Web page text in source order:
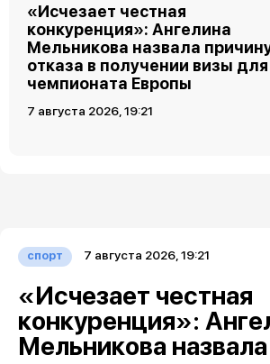
«Исчезает честная
конкуренция»: Ангелина
Мельникова назвала
отказа в получении визы для
чемпионата Европы
7 августа 2026, 19:21
спорт 7 августа 2026, 19:21
«Исчезает честная
конкуренция»:
Мельникова